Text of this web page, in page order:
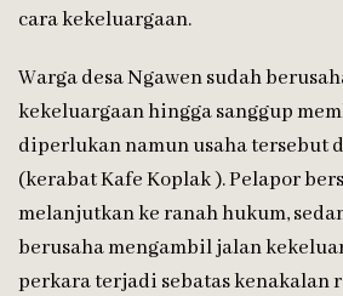
cara kekeluargaan.
Warga desa Ngawen sudah
kekeluargaan hingga sanggup
diperlukan namun usaha tersebut
(kerabat Kafe Koplak ). Pelapor
melanjutkan ke ranah hukum,
berusaha mengambil jalan
perkara terjadi sebatas kenakalan